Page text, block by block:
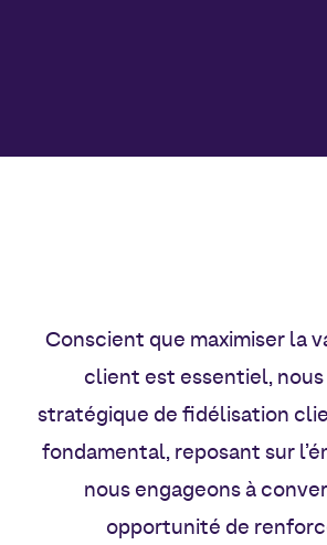
Conscient que maximiser la
client est essentiel,
stratégique de fidélisation
fondamental, reposant sur
nous engageons à
opportunité de